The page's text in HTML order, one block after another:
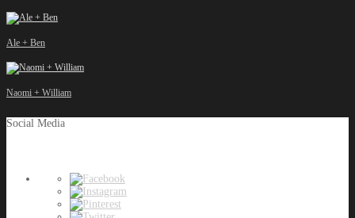
Ale + Ben
Naomi + William
Social Media